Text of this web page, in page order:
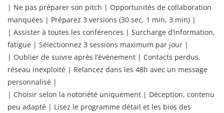
| Ne pas préparer son pitch | Opportunités de collaboration
manquées | Préparez 3 versions (30 sec, 1 min, 3 min) |
| Assister à toutes les conférences | Surcharge d’information,
fatigue | Sélectionnez 3 sessions maximum par jour |
| Oublier de suivre après l’événement | Contacts perdus,
réseau inexploité | Relancez dans les 48h avec un message
personnalisé |
| Choisir selon la notoriété uniquement | Déception, contenu
peu adapté | Lisez le programme détail et les bios des